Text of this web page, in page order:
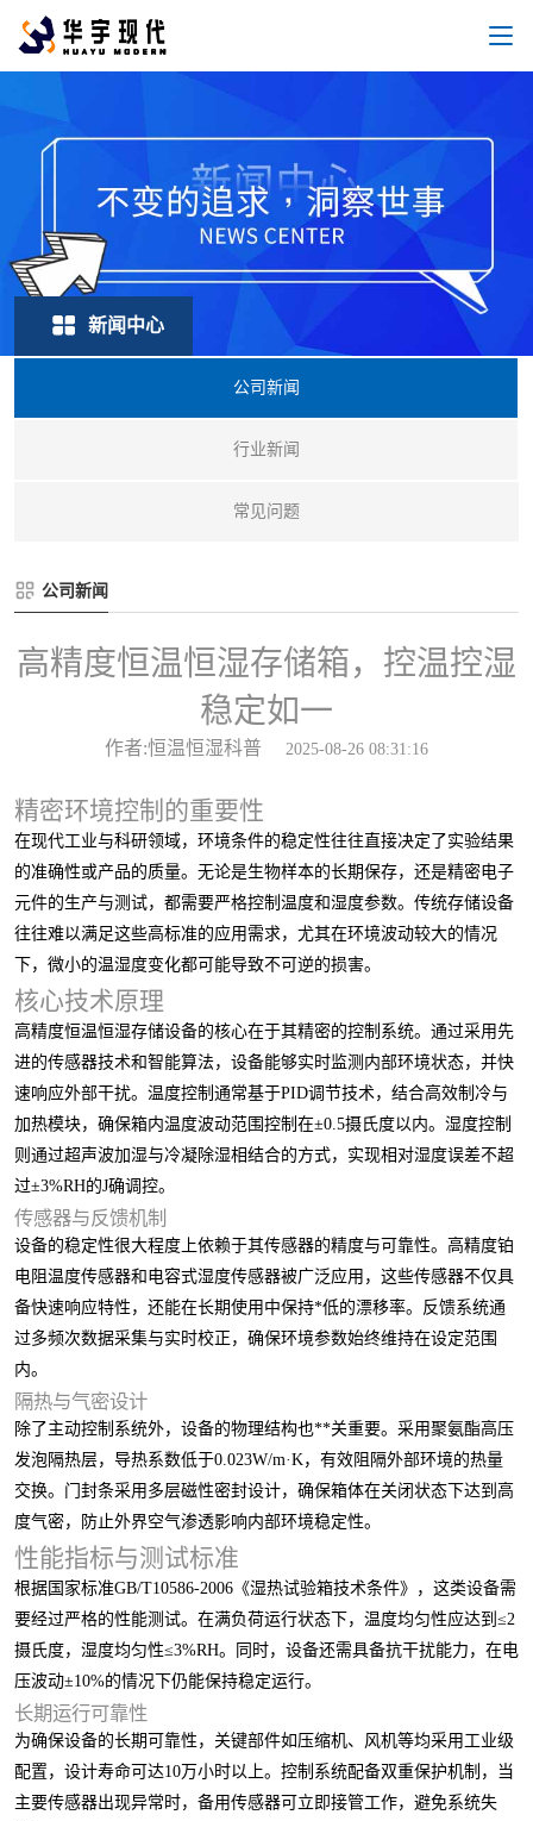
新闻中心
公司新闻
行业新闻
常见问题
公司新闻
高精度恒温恒湿存储箱，控温控湿
稳定如一
作者:恒温恒湿科普 2025-08-26 08:31:16
精密环境控制的重要性
在现代工业与科研领域，环境条件的稳定性往往直接决定了实验结果
的准确性或产品的质量。无论是生物样本的长期保存，还是精密电子
元件的生产与测试，都需要严格控制温度和湿度参数。传统存储设备
往往难以满足这些高标准的应用需求，尤其在环境波动较大的情况
下，微小的温湿度变化都可能导致不可逆的损害。
核心技术原理
高精度恒温恒湿存储设备的核心在于其精密的控制系统。通过采用先
进的传感器技术和智能算法，设备能够实时监测内部环境状态，并快
速响应外部干扰。温度控制通常基于PID调节技术，结合高效制冷与
加热模块，确保箱内温度波动范围控制在±0.5摄氏度以内。湿度控制
则通过超声波加湿与冷凝除湿相结合的方式，实现相对湿度误差不超
过±3%RH的J确调控。
传感器与反馈机制
设备的稳定性很大程度上依赖于其传感器的精度与可靠性。高精度铂
电阻温度传感器和电容式湿度传感器被广泛应用，这些传感器不仅具
备快速响应特性，还能在长期使用中保持*低的漂移率。反馈系统通
过多频次数据采集与实时校正，确保环境参数始终维持在设定范围
内。
隔热与气密设计
除了主动控制系统外，设备的物理结构也**关重要。采用聚氨酯高压
发泡隔热层，导热系数低于0.023W/m·K，有效阻隔外部环境的热量
交换。门封条采用多层磁性密封设计，确保箱体在关闭状态下达到高
度气密，防止外界空气渗透影响内部环境稳定性。
性能指标与测试标准
根据国家标准GB/T10586-2006《湿热试验箱技术条件》，这类设备需
要经过严格的性能测试。在满负荷运行状态下，温度均匀性应达到≤2
摄氏度，湿度均匀性≤3%RH。同时，设备还需具备抗干扰能力，在电
压波动±10%的情况下仍能保持稳定运行。
长期运行可靠性
为确保设备的长期可靠性，关键部件如压缩机、风机等均采用工业级
配置，设计寿命可达10万小时以上。控制系统配备双重保护机制，当
主要传感器出现异常时，备用传感器可立即接管工作，避免系统失